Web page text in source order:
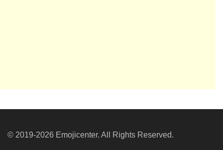
© 2019-2026 Emojicenter. All Rights Reserved.